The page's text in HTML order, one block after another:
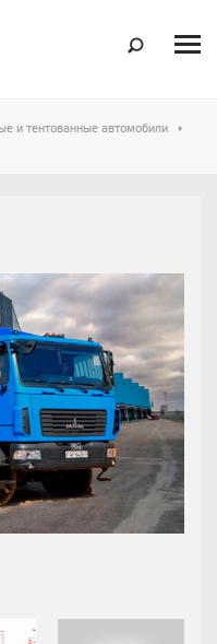
и тентованные автомобили